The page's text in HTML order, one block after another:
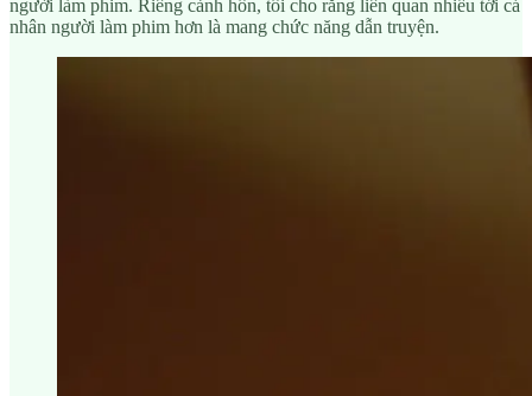
người làm phim. Riêng cảnh hôn, tôi cho rằng liên quan nhiều tới cá
nhân người làm phim hơn là mang chức năng dẫn truyện.